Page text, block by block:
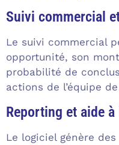
Suivi commercial
Le suivi commercial
opportunité, son
probabilité de
actions de l’équipe
Reporting et aide
Le logiciel génère